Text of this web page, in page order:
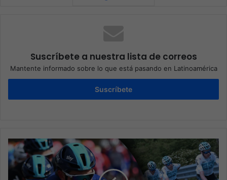
Suscríbete a nuestra lista de correos
Mantente informado sobre lo que está pasando en Latinoamérica
Suscríbete